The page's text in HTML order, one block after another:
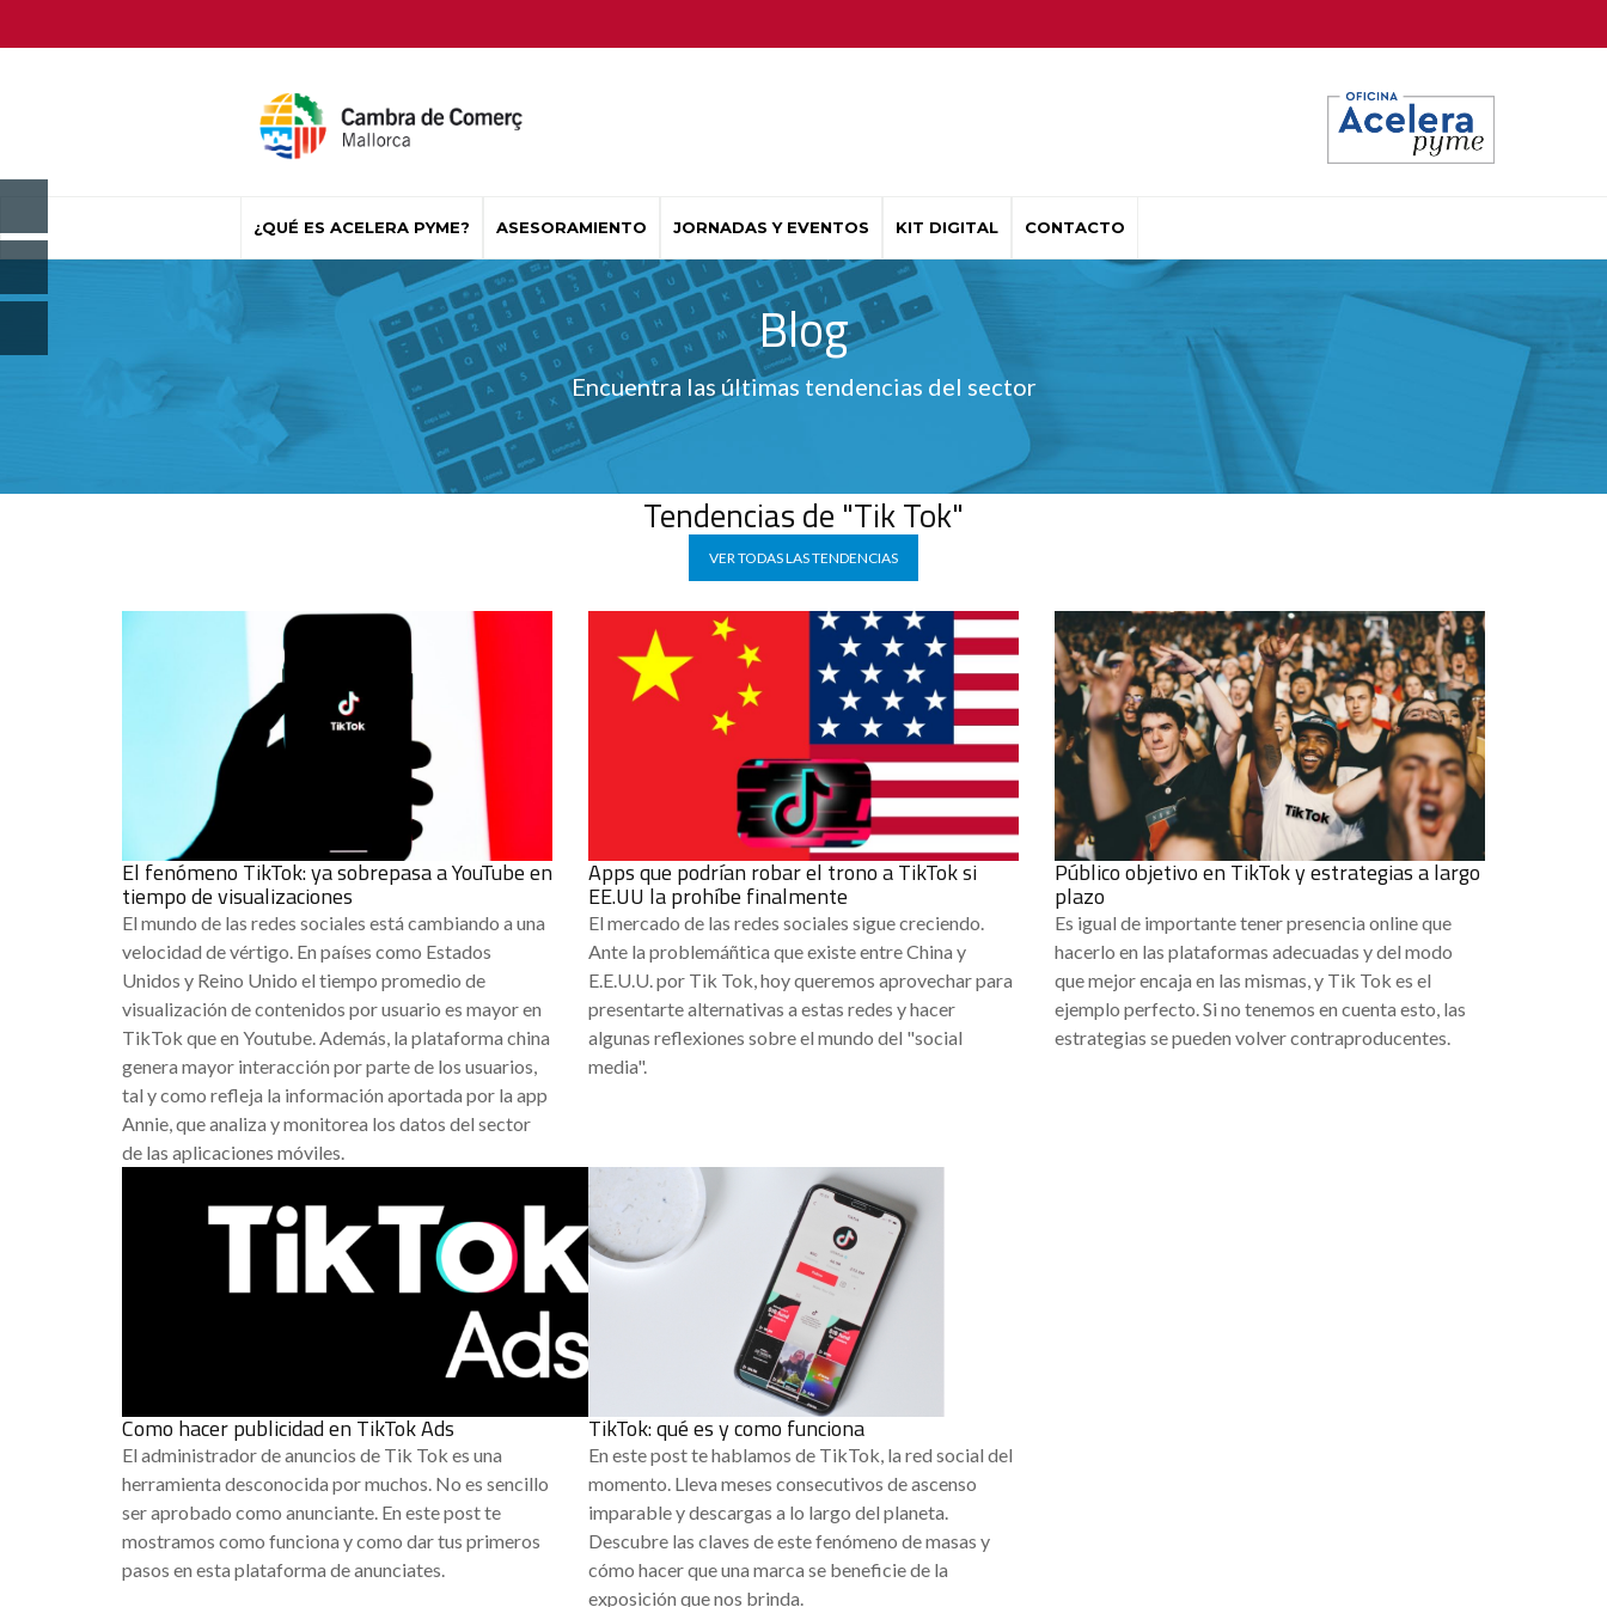
¿QUÉ ES ACELERA PYME? ASESORAMIENTO JORNADAS Y EVENTOS KIT DIGITAL CONTACTO
Blog
Encuentra las últimas tendencias del sector
Tendencias de "Tik Tok"
VER TODAS LAS TENDENCIAS
El fenómeno TikTok: ya sobrepasa a YouTube en
tiempo de visualizaciones
El mundo de las redes sociales está cambiando a una
velocidad de vértigo. En países como Estados
Unidos y Reino Unido el tiempo promedio de
visualización de contenidos por usuario es mayor en
TikTok que en Youtube. Además, la plataforma china
genera mayor interacción por parte de los usuarios,
tal y como refleja la información aportada por la app
Annie, que analiza y monitorea los datos del sector
de las aplicaciones móviles.
Apps que podrían robar el trono a TikTok si
EE.UU la prohíbe finalmente
El mercado de las redes sociales sigue creciendo.
Ante la problemáñtica que existe entre China y
E.E.U.U. por Tik Tok, hoy queremos aprovechar para
presentarte alternativas a estas redes y hacer
algunas reflexiones sobre el mundo del "social
media".
Público objetivo en TikTok y estrategias a largo
plazo
Es igual de importante tener presencia online que
hacerlo en las plataformas adecuadas y del modo
que mejor encaja en las mismas, y Tik Tok es el
ejemplo perfecto. Si no tenemos en cuenta esto, las
estrategias se pueden volver contraproducentes.
Como hacer publicidad en TikTok Ads
El administrador de anuncios de Tik Tok es una
herramienta desconocida por muchos. No es sencillo
ser aprobado como anunciante. En este post te
mostramos como funciona y como dar tus primeros
pasos en esta plataforma de anunciates.
TikTok: qué es y como funciona
En este post te hablamos de TikTok, la red social del
momento. Lleva meses consecutivos de ascenso
imparable y descargas a lo largo del planeta.
Descubre las claves de este fenómeno de masas y
cómo hacer que una marca se beneficie de la
exposición que nos brinda.